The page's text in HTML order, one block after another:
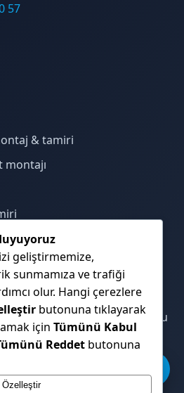
57
& tamiri
montajı
Ümraniye ve İstanbul Anadolu
veriyoruz.
geliştirmemize,
sunmamıza ve trafiği
olur. Hangi çerezlere
butonuna tıklayarak
için Tümünü Kabul
Reddet butonuna
Özelleştir